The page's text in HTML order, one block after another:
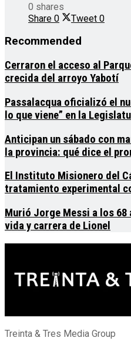
0 shares
Share 0 Tweet 0
Recommended
Cerraron el acceso al
crecida del arroyo Yabotí
Passalacqua oficializó el
lo que viene” en la
Anticipan un sábado con
la provincia: qué dice el
El Instituto Misionero del
tratamiento experimental
Murió Jorge Messi a los 68
vida y carrera de Lionel
Treinta & Tres Media Group